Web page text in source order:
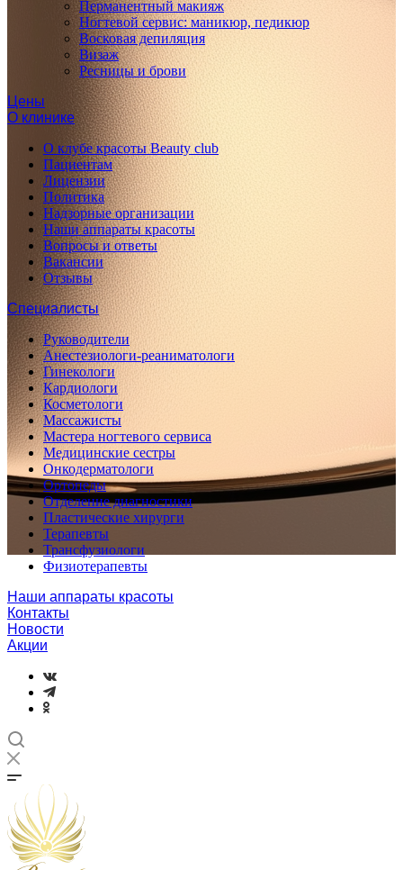
Перманентный макияж
Ногтевой сервис: маникюр, педикюр
Восковая депиляция
Визаж
Ресницы и брови
Цены
О клинике
О клубе красоты Beauty club
Пациентам
Лицензии
Политика
Надзорные организации
Наши аппараты красоты
Вопросы и ответы
Вакансии
Отзывы
Специалисты
Руководители
Анестезиологи-реаниматологи
Гинекологи
Кардиологи
Косметологи
Массажисты
Мастера ногтевого сервиса
Медицинские сестры
Онкодерматологи
Ортопеды
Отделение диагностики
Пластические хирурги
Терапевты
Трансфузиологи
Физиотерапевты
Наши аппараты красоты
Контакты
Новости
Акции